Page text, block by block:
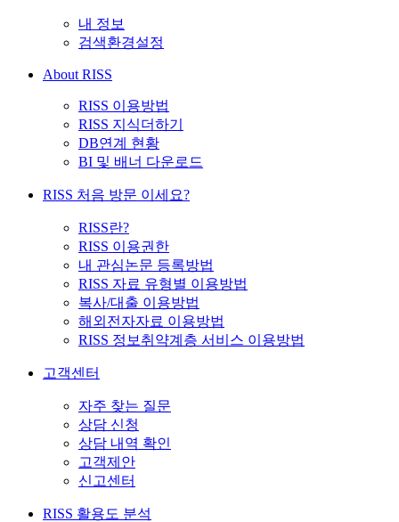
내 정보
검색환경설정
About RISS
RISS 이용방법
RISS 지식더하기
DB연계 현황
BI 및 배너 다운로드
RISS 처음 방문 이세요?
RISS란?
RISS 이용권한
내 관심논문 등록방법
RISS 자료 유형별 이용방법
복사/대출 이용방법
해외전자자료 이용방법
RISS 정보취약계층 서비스 이용방법
고객센터
자주 찾는 질문
상담 신청
상담 내역 확인
고객제안
신고센터
RISS 활용도 분석